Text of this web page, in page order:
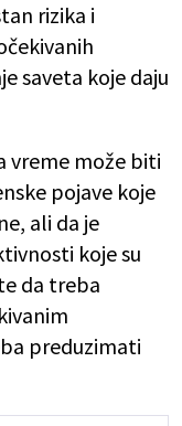
rizika i
saveta koje daju
vreme može biti
pojave koje
ali da je
koje su
da treba
preduzimati